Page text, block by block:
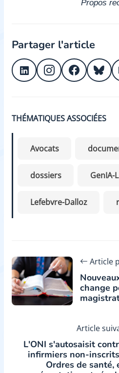
Propos
Partager l'article
THÉMATIQUES ASSOCIÉES
Avocats
dossiers GenIA-L
Lefebvre-Dalloz
Article
change
Article
L'ONI s'autosaisit
infirmiers non-
Ordres de santé,